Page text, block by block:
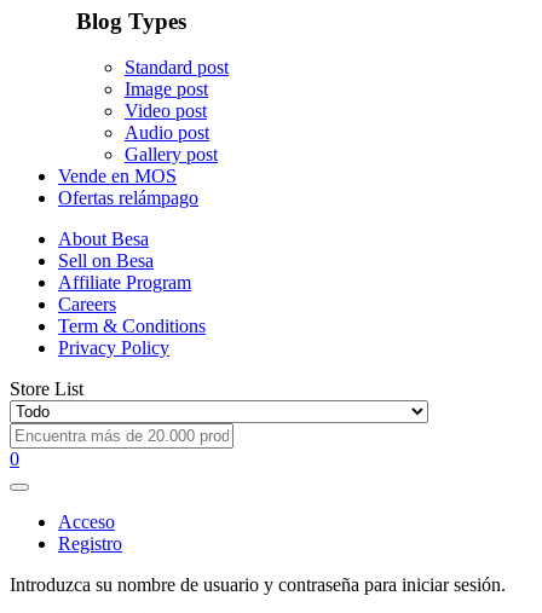
Blog Types
Standard post
Image post
Video post
Audio post
Gallery post
Vende en MOS
Ofertas relámpago
About Besa
Sell on Besa
Affiliate Program
Careers
Term & Conditions
Privacy Policy
Store List
0
Acceso
Registro
Introduzca su nombre de usuario y contraseña para iniciar sesión.